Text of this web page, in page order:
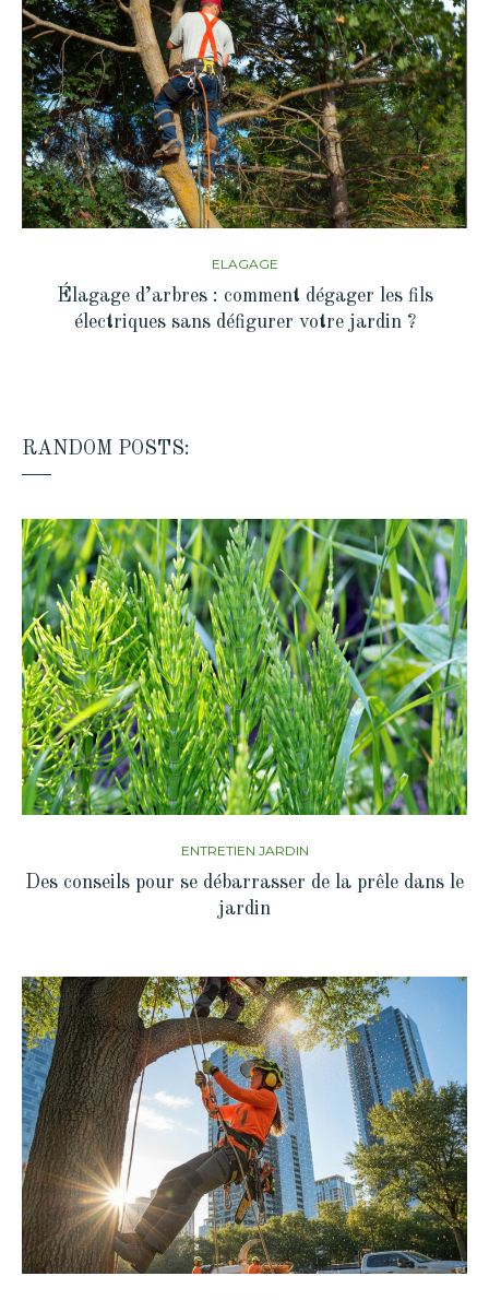
ELAGAGE
Élagage d’arbres : comment dégager les fils
électriques sans défigurer votre jardin ?
RANDOM POSTS:
ENTRETIEN JARDIN
Des conseils pour se débarrasser de la prêle dans le
jardin